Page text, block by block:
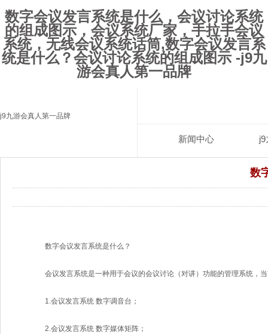
数字会议发言系统是什么，会议讨论系统
的组成图示，会议系统厂家，手拉手会议
系统，无线会议系统话筒,数字会议发言系
统是什么？会议讨论系统的组成图示 -j9九
游会真人第一品牌
j9九游会真人第一品牌
新闻中心
数
数字会议发言系统是什么？
会议发言系统是一种用于会议的会议讨论（对讲）功能的管理系统，
1.会议发言系统 数字调音台；
2.会议发言系统 数字媒体矩阵；